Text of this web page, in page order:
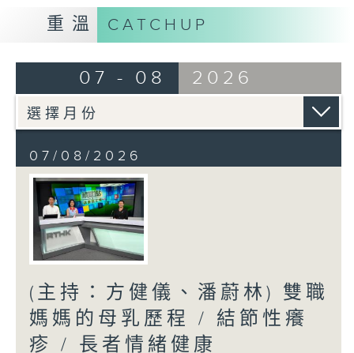
重溫 CATCHUP
07 - 08 2026
07/08/2026
(主持：方健儀、潘蔚林) 雙職
媽媽的母乳歷程 / 結節性癢
疹 / 長者情緒健康